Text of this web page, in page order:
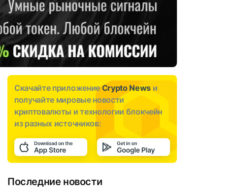
Скачайте приложениеCrypto News и
получайте мировые новости
криптовалюты и технологии блокчейн
из разных источников:
Последние новости